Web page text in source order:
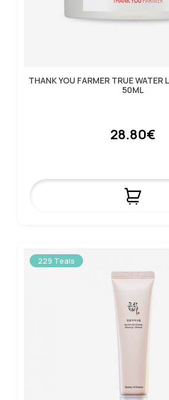
THANK YOU FARMER TRUE WATER
50ML
28.80€
229 Teals